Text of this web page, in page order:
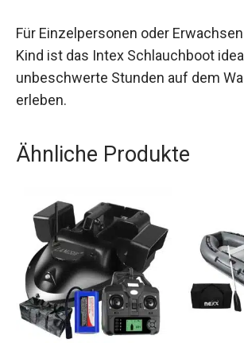
Für Einzelpersonen oder
Kind ist das Intex Schlauchboot
unbeschwerte Stunden auf dem
erleben.
Ähnliche Produkte